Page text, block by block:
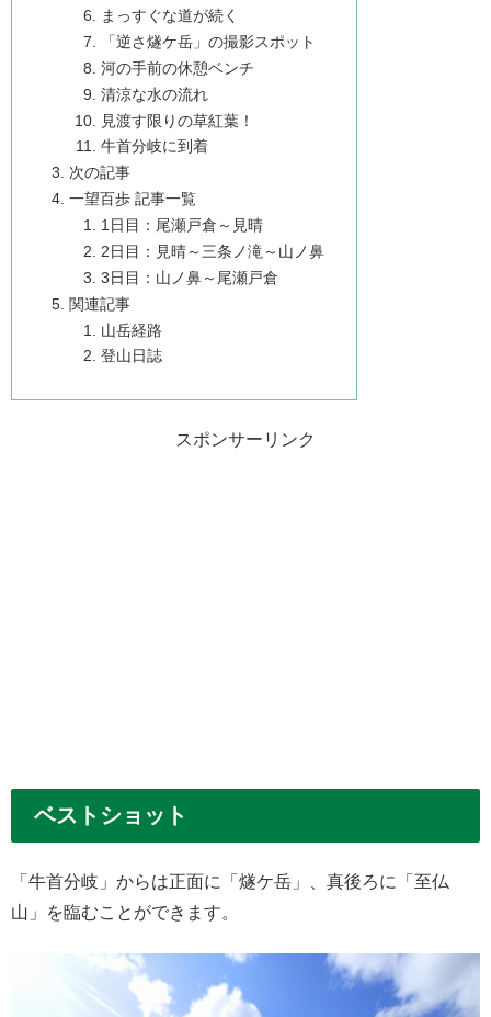
まっすぐな道が続く
「逆さ燧ケ岳」の撮影スポット
河の手前の休憩ベンチ
清涼な水の流れ
見渡す限りの草紅葉！
牛首分岐に到着
次の記事
一望百歩 記事一覧
1日目：尾瀬戸倉～見晴
2日目：見晴～三条ノ滝～山ノ鼻
3日目：山ノ鼻～尾瀬戸倉
関連記事
山岳経路
登山日誌
スポンサーリンク
ベストショット
「牛首分岐」からは正面に「燧ケ岳」、真後ろに「至仏
山」を臨むことができます。